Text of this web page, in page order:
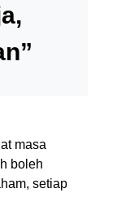
masa
boleh
setiap